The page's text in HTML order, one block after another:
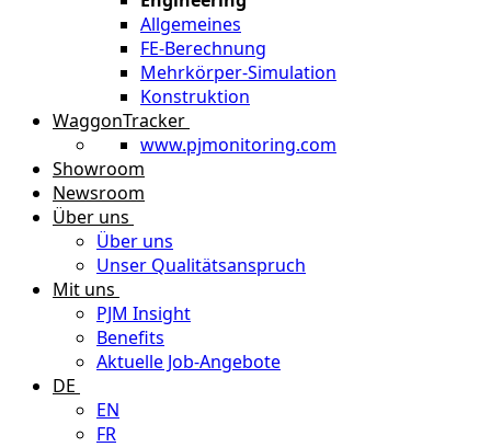
Allgemeines
FE-Berechnung
Mehrkörper-Simulation
Konstruktion
WaggonTracker
www.pjmonitoring.com
Showroom
Newsroom
Über uns
Über uns
Unser Qualitätsanspruch
Mit uns
PJM Insight
Benefits
Aktuelle Job-Angebote
DE
EN
FR